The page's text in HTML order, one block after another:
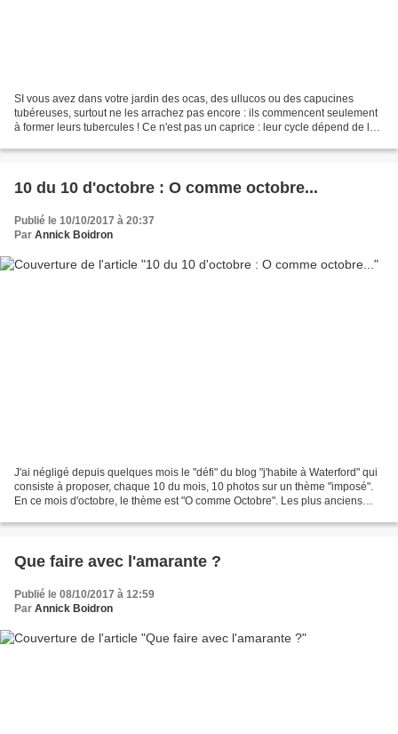
SI vous avez dans votre jardin des ocas, des ullucos ou des capucines
tubéreuses, surtout ne les arrachez pas encore : ils commencent seulement
à former leurs tubercules ! Ce n'est pas un caprice : leur cycle dépend de la
10 du 10 d'octobre : O comme octobre...
Publié le 10/10/2017 à 20:37
Par Annick Boidron
J'ai négligé depuis quelques mois le "défi" du blog "j'habite à Waterford" qui
consiste à proposer, chaque 10 du mois, 10 photos sur un thème "imposé".
En ce mois d'octobre, le thème est "O comme Octobre". Les plus anciens
Que faire avec l'amarante ?
Publié le 08/10/2017 à 12:59
Par Annick Boidron